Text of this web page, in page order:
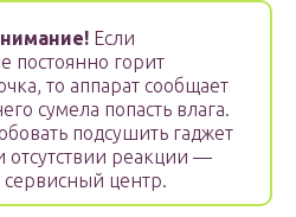
Если
постоянно горит
то аппарат сообщает
сумела попасть влага.
подсушить гаджет
реакции —
сервисный центр.